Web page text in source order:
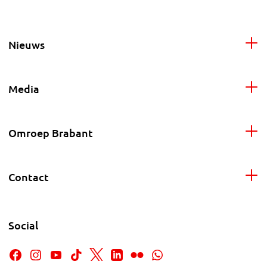
Nieuws
Media
Omroep Brabant
Contact
Social